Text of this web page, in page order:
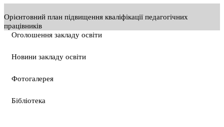
Орієнтовний план підвищення кваліфікації педагогічних
працівників
Оголошення закладу освіти
Новини закладу освіти
Фотогалерея
Бібліотека